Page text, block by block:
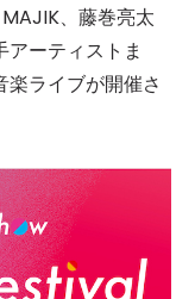
、藤巻亮太
ーティストま
ライブが開催さ